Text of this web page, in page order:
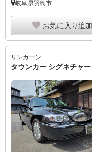
岐阜県羽島市
お気に入り追加
リンカーン
タウンカー シグネチャ